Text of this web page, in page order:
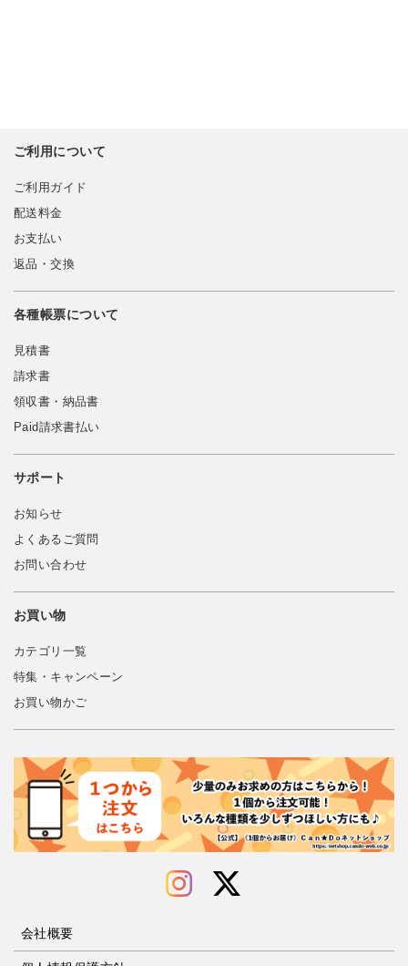
ご利用について
ご利用ガイド
配送料金
お支払い
返品・交換
各種帳票について
見積書
請求書
領収書・納品書
Paid請求書払い
サポート
お知らせ
よくあるご質問
お問い合わせ
お買い物
カテゴリ一覧
特集・キャンペーン
お買い物かご
会社概要